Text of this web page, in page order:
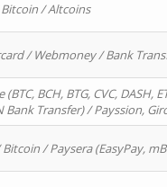
/ Altcoins
/ Webmoney / Bank
BCH, BTG, CVC, DASH,
Bank Transfer) / Payssion,
/ Paysera (EasyPay,